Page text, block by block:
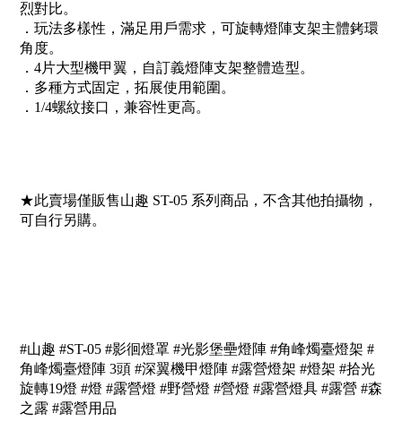
烈對比。
．玩法多樣性，滿足用戶需求，可旋轉燈陣支架主體銬環
角度。
．4片大型機甲翼，自訂義燈陣支架整體造型。
．多種方式固定，拓展使用範圍。
．1/4螺紋接口，兼容性更高。
★此賣場僅販售山趣 ST-05 系列商品，不含其他拍攝物，
可自行另購。
#山趣 #ST-05 #影徊燈罩 #光影堡壘燈陣 #角峰燭臺燈架 #
角峰燭臺燈陣 3頭 #深翼機甲燈陣 #露營燈架 #燈架 #拾光
旋轉19燈 #燈 #露營燈 #野營燈 #營燈 #露營燈具 #露營 #森
之露 #露營用品